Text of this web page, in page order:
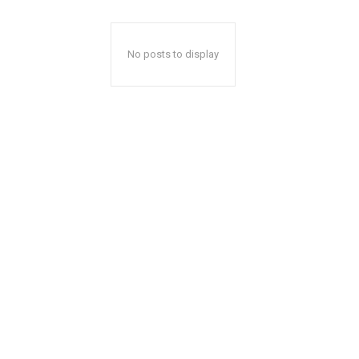
No posts to display